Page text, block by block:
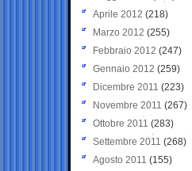
Aprile 2012 (218)
Marzo 2012 (255)
Febbraio 2012 (247)
Gennaio 2012 (259)
Dicembre 2011 (223)
Novembre 2011 (267)
Ottobre 2011 (283)
Settembre 2011 (268)
Agosto 2011 (155)